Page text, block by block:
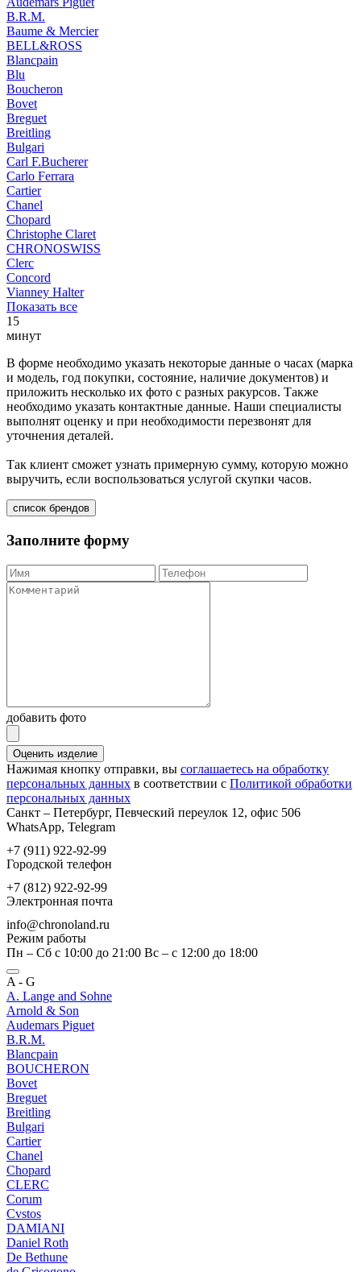
B.R.M.
Baume & Mercier
BELL&ROSS
Blancpain
Blu
Boucheron
Bovet
Breguet
Breitling
Bulgari
Carl F.Bucherer
Carlo Ferrara
Cartier
Chanel
Chopard
Christophe Claret
CHRONOSWISS
Clerc
Concord
Vianney Halter
Показать все
15
минут
В форме необходимо указать некоторые данные о часах (марка
и модель, год покупки, состояние, наличие документов) и
приложить несколько их фото с разных ракурсов. Также
необходимо указать контактные данные. Наши специалисты
выполнят оценку и при необходимости перезвонят для
уточнения деталей.
Так клиент сможет узнать примерную сумму, которую можно
выручить, если воспользоваться услугой скупки часов.
список брендов
Заполните форму
добавить фото
Оценить изделие
Нажимая кнопку отправки, вы соглашаетесь на обработку
персональных данных в соответствии с Политикой обработки
персональных данных
Санкт – Петербург, Певческий переулок 12, офис 506
WhatsApp, Telegram
+7 (911) 922-92-99
Городской телефон
+7 (812) 922-92-99
Электронная почта
info@chronoland.ru
Режим работы
Пн – Сб с 10:00 до 21:00 Вс – c 12:00 до 18:00
A - G
A. Lange and Sohne
Arnold & Son
Audemars Piguet
B.R.M.
Blancpain
BOUCHERON
Bovet
Breguet
Breitling
Bulgari
Cartier
Chanel
Chopard
CLERC
Corum
Cvstos
DAMIANI
Daniel Roth
De Bethune